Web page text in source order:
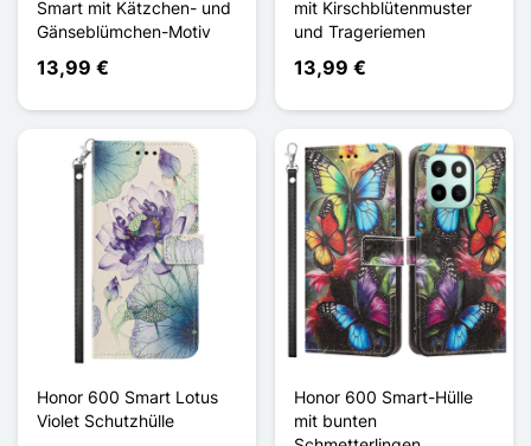
Smart mit Kätzchen- und
Gänseblümchen-Motiv
13,99 €
mit Kirschblütenmuster
und Trageriemen
13,99 €
Honor 600 Smart Lotus
Violet Schutzhülle
Honor 600 Smart-Hülle
mit bunten